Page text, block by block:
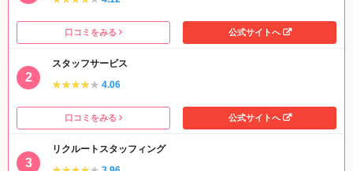
口コミをみる 公式サイトへ
スタッフサービス
★★★★★
★★★★★ 4.06
口コミをみる 公式サイトへ
リクルートスタッフィング